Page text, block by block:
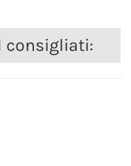
consigliati: